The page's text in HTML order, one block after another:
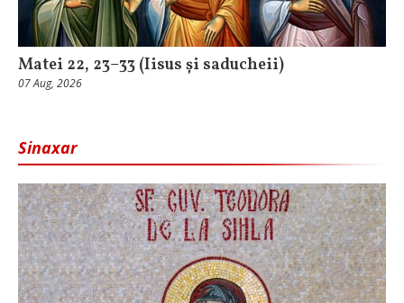
Matei 22, 23–33 (Iisus și saducheii)
07 Aug, 2026
Sinaxar